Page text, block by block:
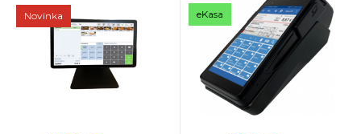
Novinka eKasa